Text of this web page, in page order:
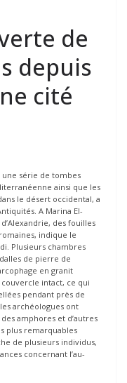
de
depuis
cité
série de tombes
ainsi que les
le désert occidental, a
A Marina El-
des fouilles
indique le
Plusieurs chambres
de pierre de
en granit
intact, ce qui
pendant près de
archéologues ont
amphores et d’autres
plus remarquables
de plusieurs individus,
concernant l’au-